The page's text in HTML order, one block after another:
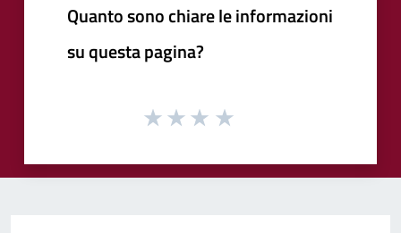
Quanto sono chiare le informazioni
su questa pagina?